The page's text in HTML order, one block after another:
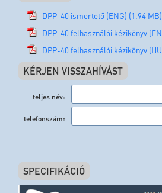
DPP-40 ismertető (ENG) (1.94 MB)
DPP-40 felhasználói kézikönyv
DPP-40 felhasználói kézikönyv
KÉRJEN VISSZAHÍVÁST
teljes név:
telefonszám:
SPECIFIKÁCIÓ